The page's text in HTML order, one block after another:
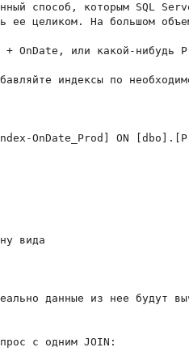
способ, которым SQL
ее целиком. На большом
+ OnDate, или какой-
индексы по
OnDate_Prod] ON
вида
данные из нее будут
с одним JOIN: